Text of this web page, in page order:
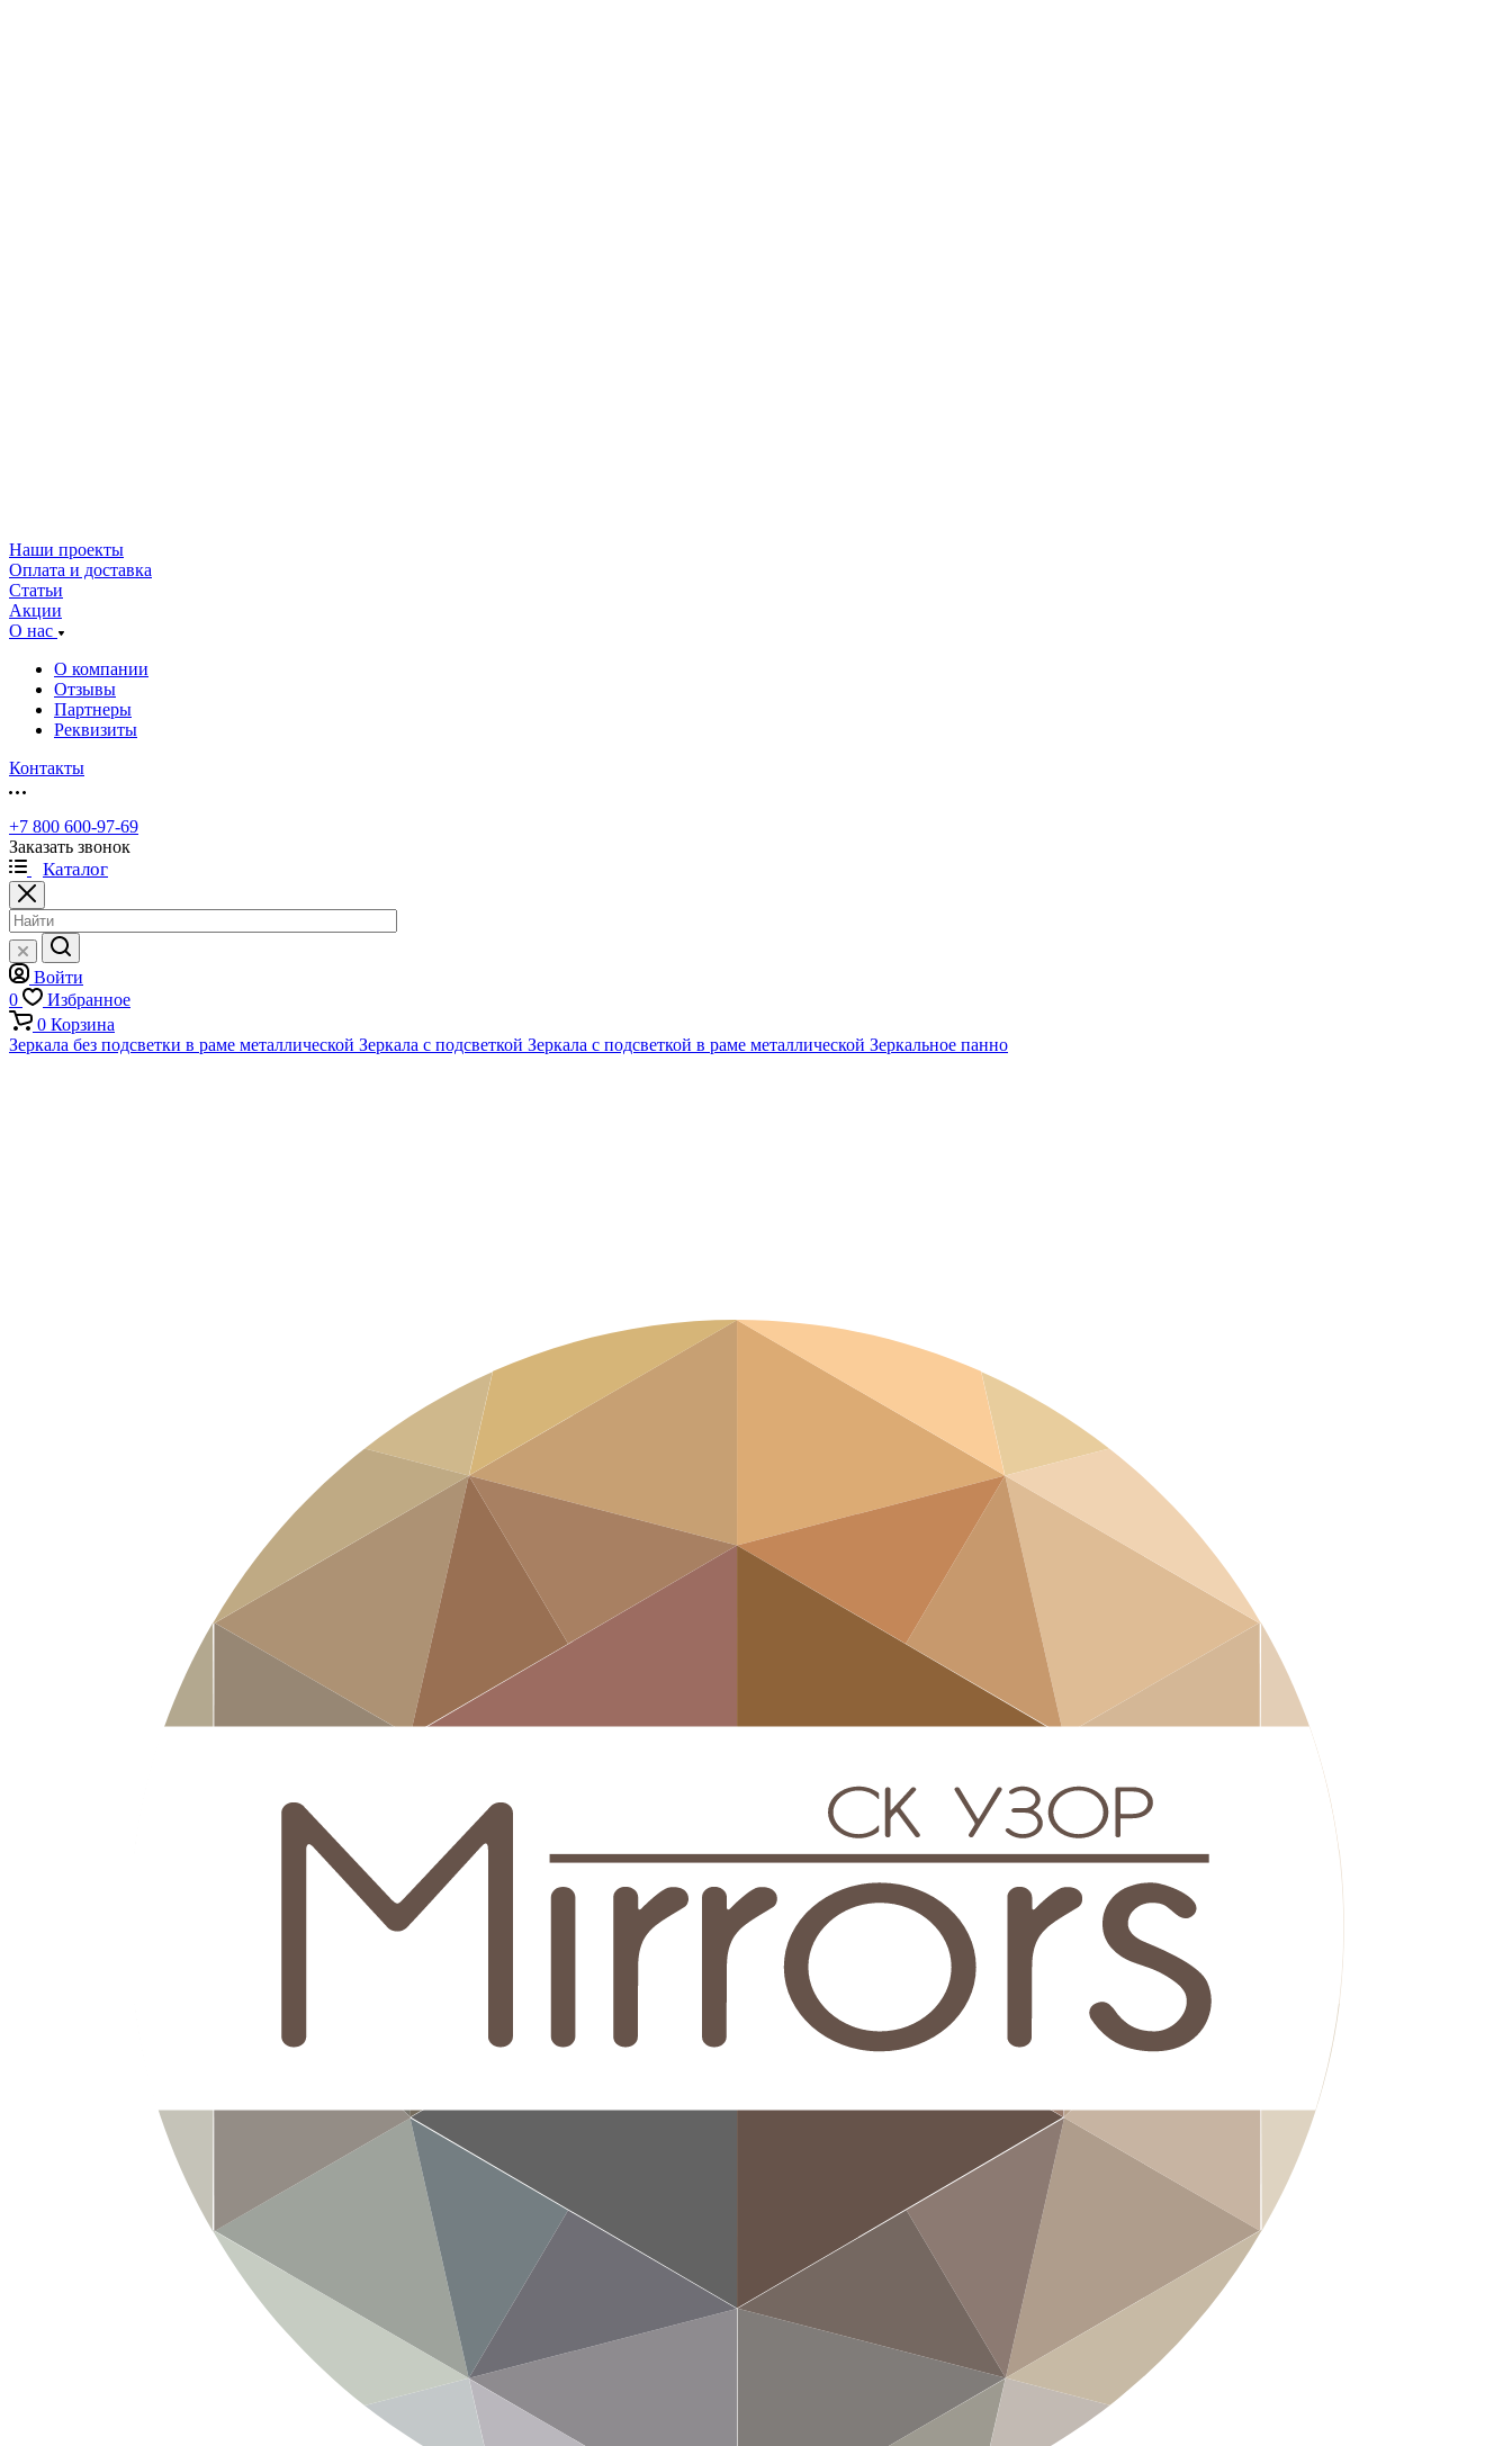
Наши проекты
Оплата и доставка
Статьи
Акции
О нас
О компании
Отзывы
Партнеры
Реквизиты
Контакты
+7 800 600-97-69
Заказать звонок
Каталог
Войти
0
Избранное
0 Корзина
Зеркала без подсветки в раме металлической Зеркала с подсветкой Зеркала с подсветкой в раме металлической Зеркальное панно